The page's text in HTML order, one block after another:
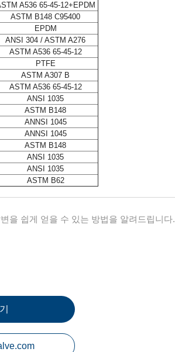
A536 65-45-12+EPDM
ASTM B148 C95400
EPDM
ANSI 304 / ASTM A276
ASTM A536 65-45-12
PTFE
ASTM A307 B
ASTM A536 65-45-12
ANSI 1035
ASTM B148
ANNSI 1045
ANNSI 1045
ASTM B148
ANSI 1035
ANSI 1035
ASTM B62
을 쉽게 얻을 수 있는 방법을 알려드립니다.